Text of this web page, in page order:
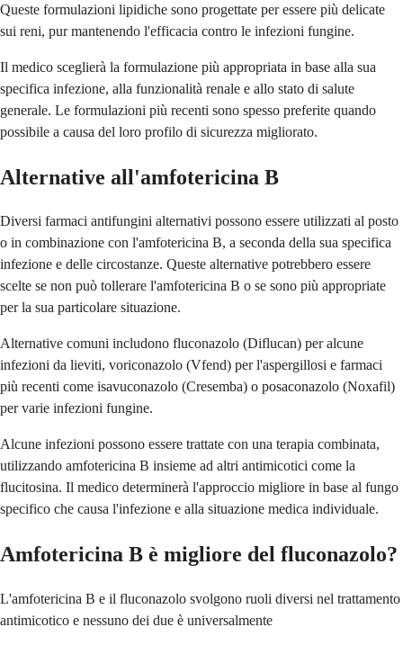
Queste formulazioni lipidiche sono progettate per essere più delicate
sui reni, pur mantenendo l'efficacia contro le infezioni fungine.
Il medico sceglierà la formulazione più appropriata in base alla sua
specifica infezione, alla funzionalità renale e allo stato di salute
generale. Le formulazioni più recenti sono spesso preferite quando
possibile a causa del loro profilo di sicurezza migliorato.
Alternative all'amfotericina B
Diversi farmaci antifungini alternativi possono essere utilizzati al posto
o in combinazione con l'amfotericina B, a seconda della sua specifica
infezione e delle circostanze. Queste alternative potrebbero essere
scelte se non può tollerare l'amfotericina B o se sono più appropriate
per la sua particolare situazione.
Alternative comuni includono fluconazolo (Diflucan) per alcune
infezioni da lieviti, voriconazolo (Vfend) per l'aspergillosi e farmaci
più recenti come isavuconazolo (Cresemba) o posaconazolo (Noxafil)
per varie infezioni fungine.
Alcune infezioni possono essere trattate con una terapia combinata,
utilizzando amfotericina B insieme ad altri antimicotici come la
flucitosina. Il medico determinerà l'approccio migliore in base al fungo
specifico che causa l'infezione e alla situazione medica individuale.
Amfotericina B è migliore del fluconazolo?
L'amfotericina B e il fluconazolo svolgono ruoli diversi nel trattamento
antimicotico e nessuno dei due è universalmente